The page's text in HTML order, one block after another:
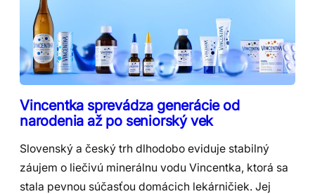
Vincentka sprevádza generácie od
narodenia až po seniorský vek
Slovenský a český trh dlhodobo eviduje stabilný
záujem o liečivú minerálnu vodu Vincentka, ktorá sa
stala pevnou súčasťou domácich lekárničiek. Jej